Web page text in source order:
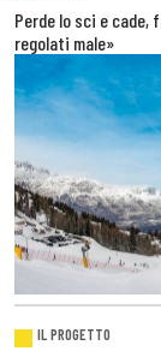
Perde lo sci e cade,
regolati male»
IL PROGETTO